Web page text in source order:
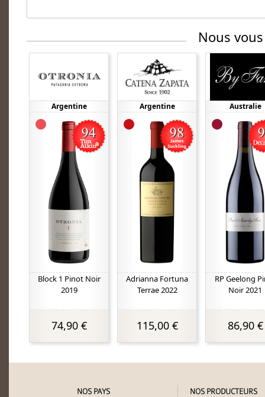
Nous
Argentine
Block 1 Pinot Noir
2019
74,90 €
Argentine
Adrianna Fortuna
Terrae 2022
115,00 €
Australie
RP Geelong
Noir 2021
86,90 €
NOS PAYS NOS PRODUCTEURS